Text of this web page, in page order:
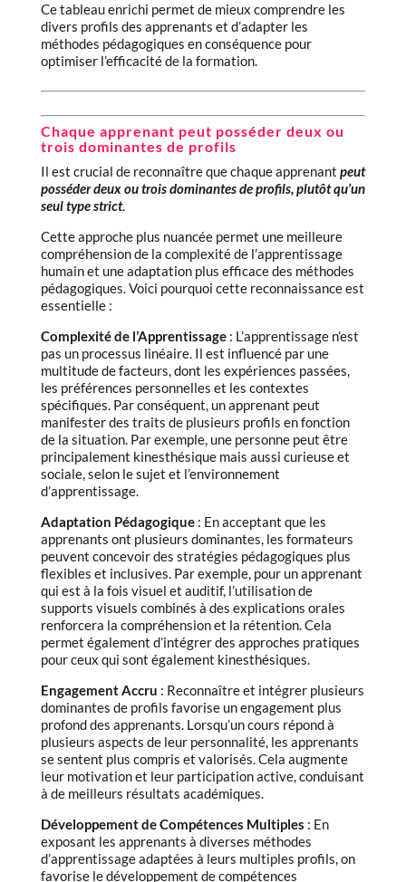
Ce tableau enrichi permet de mieux comprendre les
divers profils des apprenants et d’adapter les
méthodes pédagogiques en conséquence pour
optimiser l’efficacité de la formation.
Chaque apprenant peut posséder deux ou
trois dominantes de profils
Il est crucial de reconnaître que chaque apprenant peut
posséder deux ou trois dominantes de profils, plutôt qu’un
seul type strict.
Cette approche plus nuancée permet une meilleure
compréhension de la complexité de l’apprentissage
humain et une adaptation plus efficace des méthodes
pédagogiques. Voici pourquoi cette reconnaissance est
essentielle :
Complexité de l’Apprentissage: L’apprentissage n’est
pas un processus linéaire. Il est influencé par une
multitude de facteurs, dont les expériences passées,
les préférences personnelles et les contextes
spécifiques. Par conséquent, un apprenant peut
manifester des traits de plusieurs profils en fonction
de la situation. Par exemple, une personne peut être
principalement kinesthésique mais aussi curieuse et
sociale, selon le sujet et l’environnement
d’apprentissage.
Adaptation Pédagogique: En acceptant que les
apprenants ont plusieurs dominantes, les formateurs
peuvent concevoir des stratégies pédagogiques plus
flexibles et inclusives. Par exemple, pour un apprenant
qui est à la fois visuel et auditif, l’utilisation de
supports visuels combinés à des explications orales
renforcera la compréhension et la rétention. Cela
permet également d’intégrer des approches pratiques
pour ceux qui sont également kinesthésiques.
Engagement Accru : Reconnaître et intégrer plusieurs
dominantes de profils favorise un engagement plus
profond des apprenants. Lorsqu’un cours répond à
plusieurs aspects de leur personnalité, les apprenants
se sentent plus compris et valorisés. Cela augmente
leur motivation et leur participation active, conduisant
à de meilleurs résultats académiques.
Développement de Compétences Multiples : En
exposant les apprenants à diverses méthodes
d’apprentissage adaptées à leurs multiples profils, on
favorise le développement de compétences